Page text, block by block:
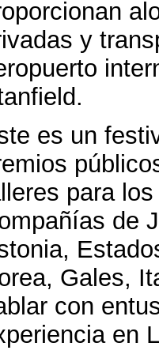
y
es un
para
de
Gales,
con
en